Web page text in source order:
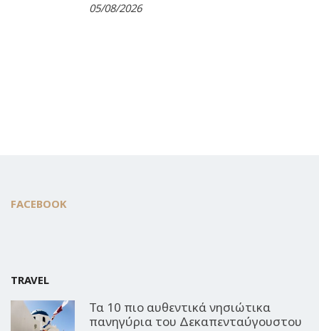
05/08/2026
FACEBOOK
TRAVEL
Τα 10 πιο αυθεντικά νησιώτικα
πανηγύρια του Δεκαπενταύγουστου